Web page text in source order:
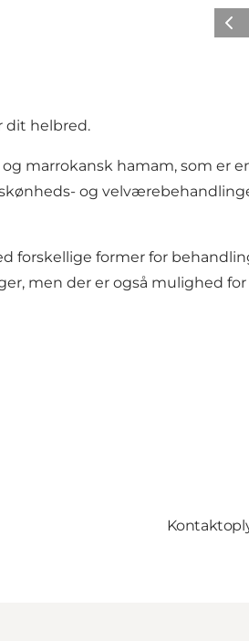
dit helbred.
marrokansk hamam, som er
og
forskellige former for
men der er også mulighed